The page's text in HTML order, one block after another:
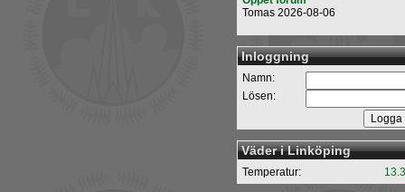
Tomas 2026-08-06
Inloggning
Namn:
Lösen:
Väder i Linköping
13.3
Temperatur: